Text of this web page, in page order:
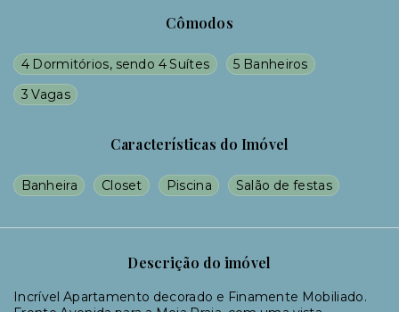
Cômodos
4 Dormitórios, sendo 4 Suítes
5 Banheiros
3 Vagas
Características do Imóvel
Banheira Closet Piscina Salão de festas
Descrição do imóvel
Incrível Apartamento decorado e Finamente Mobiliado.